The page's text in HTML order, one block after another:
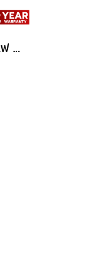
MY HOME เครื่องชงกาแฟ สีเบจ รุ่น CF002